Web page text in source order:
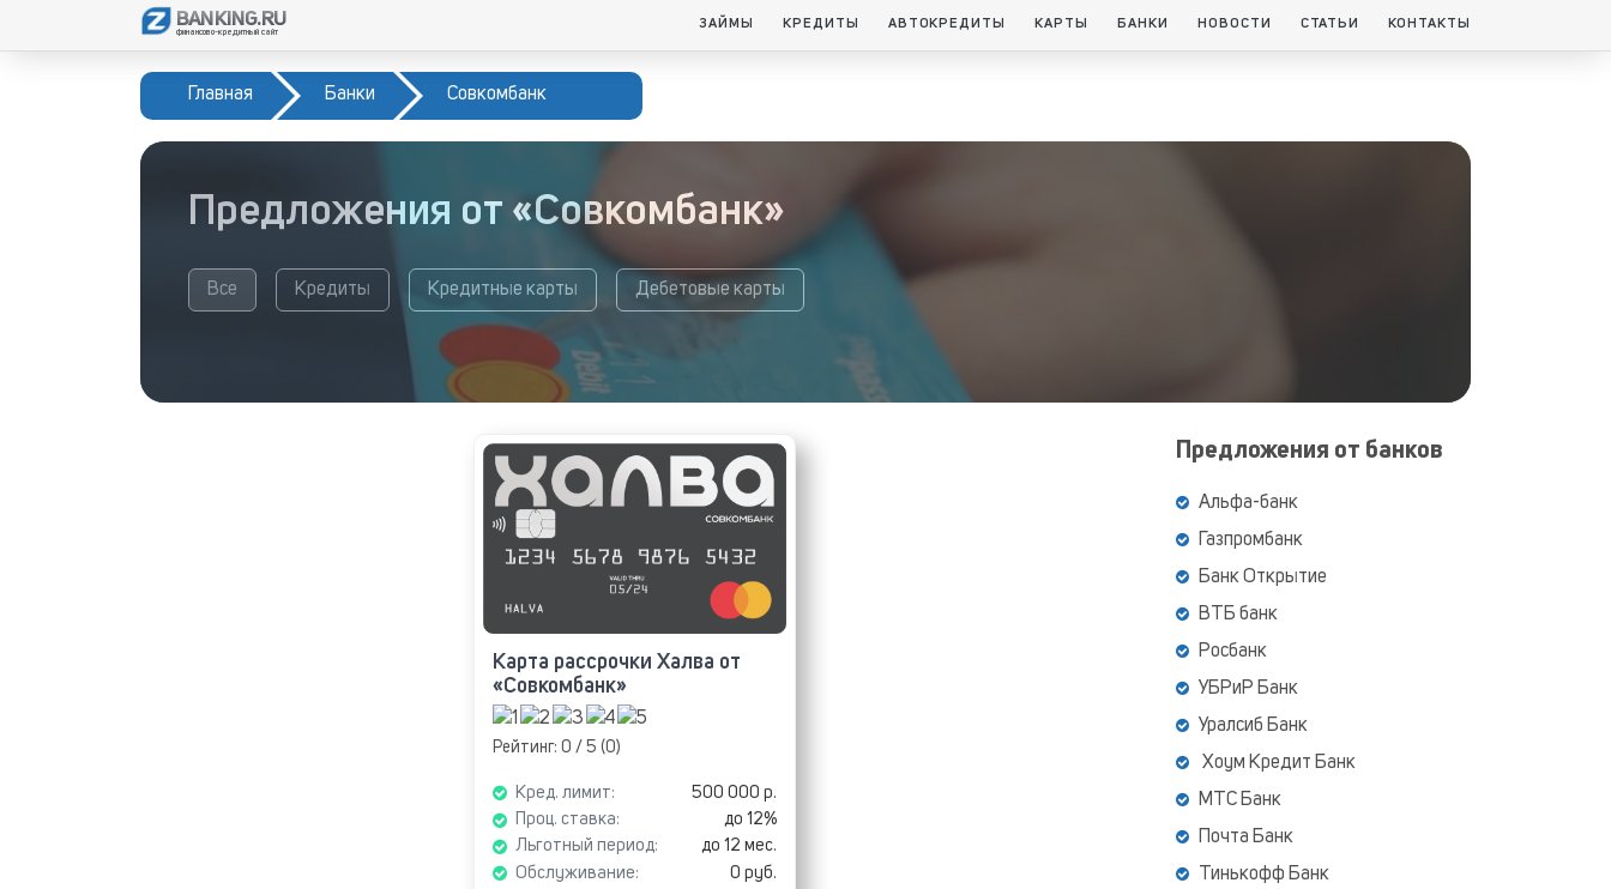
BANKING.RU
финансово-кредитный сайт
ЗАЙМЫ КРЕДИТЫ АВТОКРЕДИТЫ КАРТЫ БАНКИ НОВОСТИ СТАТЬИ КОНТАКТЫ
Главная Банки Совкомбанк
Предложения от «Совкомбанк»
Все Кредиты Кредитные карты Дебетовые карты
Карта рассрочки Халва от
«Совкомбанк»
Рейтинг: 0 / 5 (0)
Кред. лимит:
500 000 р.
Проц. ставка:
до 12%
Льготный период:
до 12 мес.
Обслуживание:
0 руб.
Предложения от банков
Альфа-банк
Газпромбанк
Банк Открытие
ВТБ банк
Росбанк
УБРиР Банк
Уралсиб Банк
Хоум Кредит Банк
МТС Банк
Почта Банк
Тинькофф Банк